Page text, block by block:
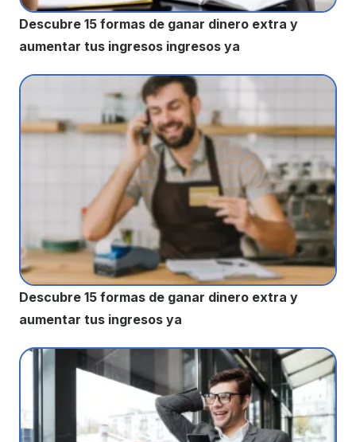
Descubre 15 formas de ganar dinero extra y
aumentar tus ingresos ingresos ya
Descubre 15 formas de ganar dinero extra y
aumentar tus ingresos ya